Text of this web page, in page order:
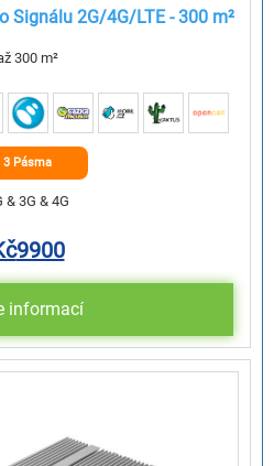
Signálu 2G/4G/LTE - 300 m²
300 m²
3 Pásma
& 3G & 4G
9900
informací